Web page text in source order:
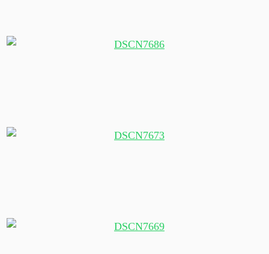
Begrüßungszeremoniell
Einweisung ins Begrüßungszeremoniell
Der Flaggenmast